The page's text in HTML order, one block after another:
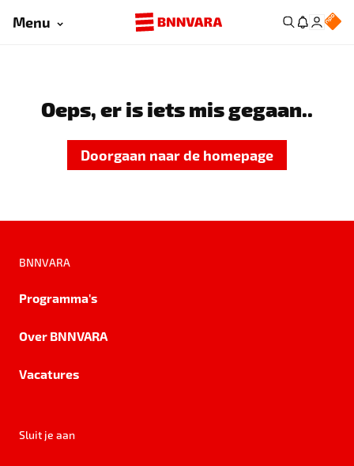
Menu
Oeps, er is iets mis gegaan..
Doorgaan naar de homepage
BNNVARA
Programma's
Over BNNVARA
Vacatures
Sluit je aan